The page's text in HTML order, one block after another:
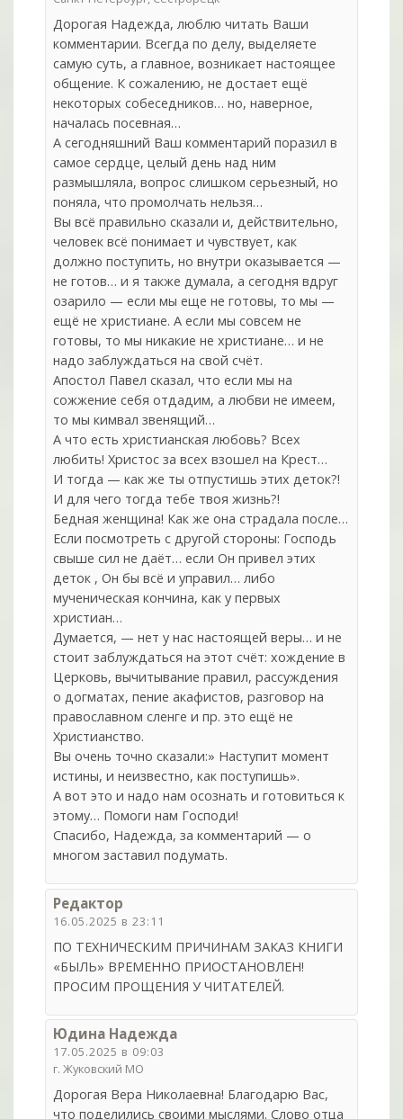
Дорогая Надежда, люблю читать Ваши
комментарии. Всегда по делу, выделяете
самую суть, а главное, возникает настоящее
общение. К сожалению, не достает ещё
некоторых собеседников… но, наверное,
началась посевная…
А сегодняшний Ваш комментарий поразил в
самое сердце, целый день над ним
размышляла, вопрос слишком серьезный, но
поняла, что промолчать нельзя…
Вы всё правильно сказали и, действительно,
человек всё понимает и чувствует, как
должно поступить, но внутри оказывается —
не готов… и я также думала, а сегодня вдруг
озарило — если мы еще не готовы, то мы —
ещё не христиане. А если мы совсем не
готовы, то мы никакие не христиане… и не
надо заблуждаться на свой счёт.
Апостол Павел сказал, что если мы на
сожжение себя отдадим, а любви не имеем,
то мы кимвал звенящий…
А что есть христианская любовь? Всех
любить! Христос за всех взошел на Крест…
И тогда — как же ты отпустишь этих деток?!
И для чего тогда тебе твоя жизнь?!
Бедная женщина! Как же она страдала после…
Если посмотреть с другой стороны: Господь
свыше сил не даёт… если Он привел этих
деток , Он бы всё и управил… либо
мученическая кончина, как у первых
христиан…
Думается, — нет у нас настоящей веры… и не
стоит заблуждаться на этот счёт: хождение в
Церковь, вычитывание правил, рассуждения
о догматах, пение акафистов, разговор на
православном сленге и пр. это ещё не
Христианство.
Вы очень точно сказали:» Наступит момент
истины, и неизвестно, как поступишь».
А вот это и надо нам осознать и готовиться к
этому… Помоги нам Господи!
Спасибо, Надежда, за комментарий — о
многом заставил подумать.
Редактор
16.05.2025 в 23:11
ПО ТЕХНИЧЕСКИМ ПРИЧИНАМ ЗАКАЗ КНИГИ
«БЫЛЬ» ВРЕМЕННО ПРИОСТАНОВЛЕН!
ПРОСИМ ПРОЩЕНИЯ У ЧИТАТЕЛЕЙ.
Юдина Надежда
17.05.2025 в 09:03
г. Жуковский МО
Дорогая Вера Николаевна! Благодарю Вас,
что поделились своими мыслями. Слово отца